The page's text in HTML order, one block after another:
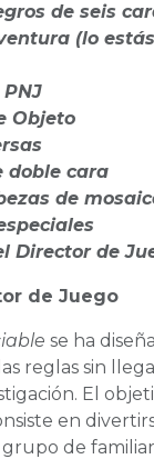
de seis
(lo
PNJ
Objeto
doble cara
de
Director de
de Juego
se ha
reglas sin
El
en
de